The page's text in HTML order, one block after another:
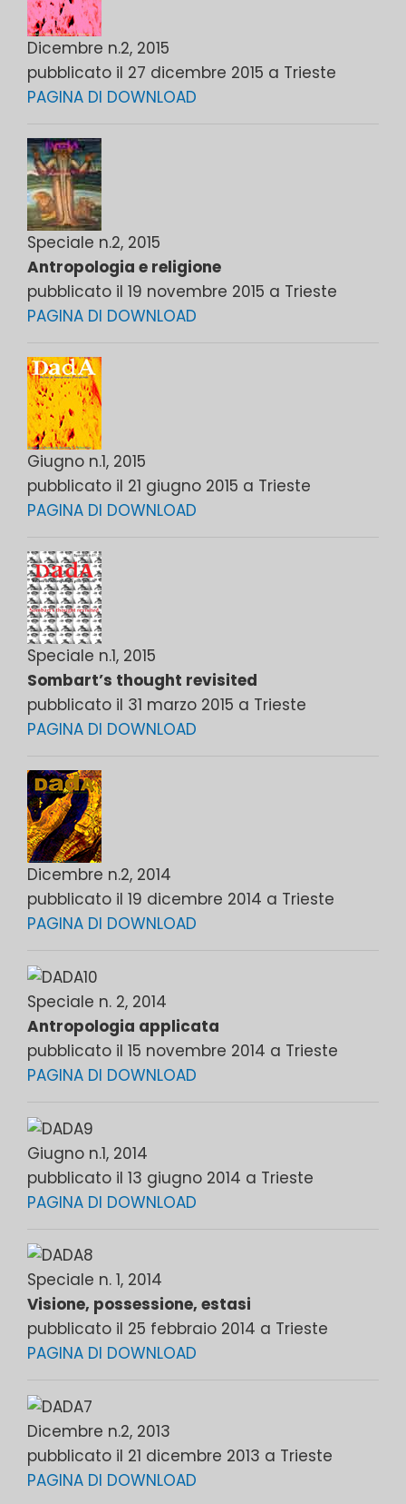
Dicembre n.2, 2015
pubblicato il 27 dicembre 2015 a Trieste
PAGINA DI DOWNLOAD
Speciale n.2, 2015
Antropologia e religione
pubblicato il 19 novembre 2015 a Trieste
PAGINA DI DOWNLOAD
Giugno n.1, 2015
pubblicato il 21 giugno 2015 a Trieste
PAGINA DI DOWNLOAD
Speciale n.1, 2015
Sombart’s thought revisited
pubblicato il 31 marzo 2015 a Trieste
PAGINA DI DOWNLOAD
Dicembre n.2, 2014
pubblicato il 19 dicembre 2014 a Trieste
PAGINA DI DOWNLOAD
Speciale n. 2, 2014
Antropologia applicata
pubblicato il 15 novembre 2014 a Trieste
PAGINA DI DOWNLOAD
Giugno n.1, 2014
pubblicato il 13 giugno 2014 a Trieste
PAGINA DI DOWNLOAD
Speciale n. 1, 2014
Visione, possessione, estasi
pubblicato il 25 febbraio 2014 a Trieste
PAGINA DI DOWNLOAD
Dicembre n.2, 2013
pubblicato il 21 dicembre 2013 a Trieste
PAGINA DI DOWNLOAD